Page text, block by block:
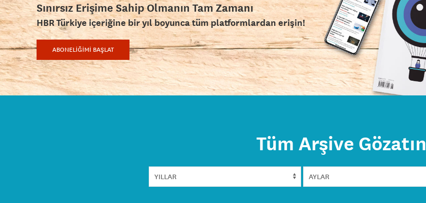
Sınırsız Erişime Sahip Olmanın Tam Zamanı
HBR Türkiye içeriğine bir yıl boyunca tüm platformlardan erişin!
ABONELİĞİMİ BAŞLAT
Tüm Arşive Gözatın